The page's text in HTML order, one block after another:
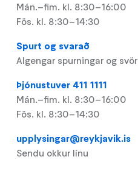
Mán.–fim. kl. 8:30–16:00
Fös. kl. 8:30–14:30
Spurt og svarað
Algengar spurningar og svör
Þjónustuver 411 1111
Mán.–fim. kl. 8:30–16:00
Fös. kl. 8:30–14:30
upplysingar@reykjavik.is
Sendu okkur línu